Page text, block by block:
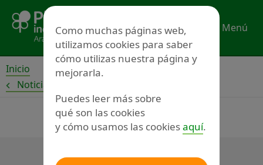
contenido
Menú
Inicio
Noticias
Como muchas páginas web,
utilizamos cookies para saber
cómo utilizas nuestra página y
mejorarla.
Puedes leer más sobre
qué son las cookies
y cómo usamos las cookiesaquí.